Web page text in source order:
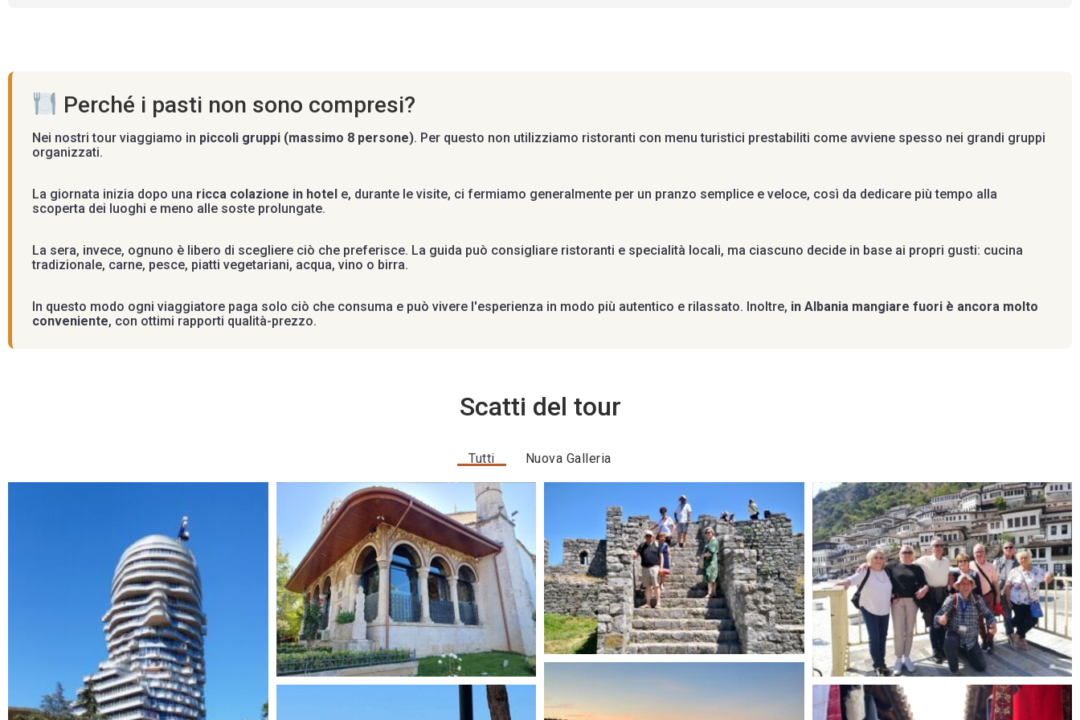
Perché i pasti non sono compresi?
Nei nostri tour viaggiamo in piccoli gruppi (massimo 8 persone). Per questo non utilizziamo ristoranti con menu turistici prestabiliti come avviene spesso nei grandi gruppi
organizzati.
La giornata inizia dopo una ricca colazione in hotel e, durante le visite, ci fermiamo generalmente per un pranzo semplice e veloce, così da dedicare più tempo alla
scoperta dei luoghi e meno alle soste prolungate.
La sera, invece, ognuno è libero di scegliere ciò che preferisce. La guida può consigliare ristoranti e specialità locali, ma ciascuno decide in base ai propri gusti: cucina
tradizionale, carne, pesce, piatti vegetariani, acqua, vino o birra.
In questo modo ogni viaggiatore paga solo ciò che consuma e può vivere l'esperienza in modo più autentico e rilassato. Inoltre, in Albania mangiare fuori è ancora molto
conveniente, con ottimi rapporti qualità-prezzo.
Scatti del tour
Tutti Nuova Galleria